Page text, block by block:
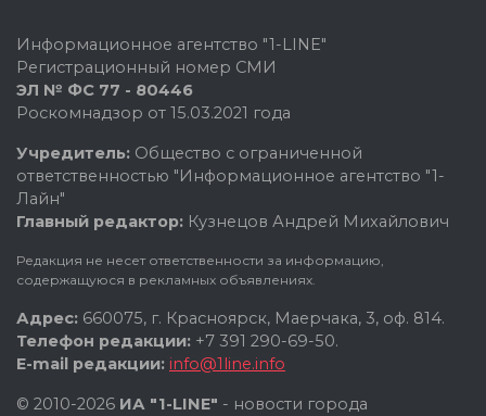
Информационное агентство "1-LINE"
Регистрационный номер СМИ
ЭЛ № ФС 77 - 80446
Роскомнадзор от 15.03.2021 года
Учредитель: Общество с ограниченной
ответственностью "Информационное агентство "1-
Лайн"
Главный редактор: Кузнецов Андрей Михайлович
Редакция не несет ответственности за информацию,
содержащуюся в рекламных объявлениях.
Адрес: 660075, г. Красноярск, Маерчака, 3, оф. 814.
Телефон редакции: +7 391 290-69-50.
E-mail редакции: info@1line.info
© 2010-2026 ИА "1-LINE" - новости города